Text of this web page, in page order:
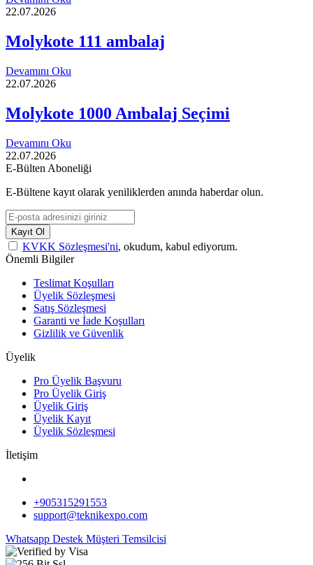
22.07.2026
Molykote 111 ambalaj
Devamını Oku
22.07.2026
Molykote 1000 Ambalaj Seçimi
Devamını Oku
22.07.2026
E-Bülten Aboneliği
E-Bültene kayıt olarak yeniliklerden anında haberdar olun.
Kayıt Ol
KVKK Sözleşmesi'ni, okudum, kabul ediyorum.
Önemli Bilgiler
Teslimat Koşulları
Üyelik Sözleşmesi
Satış Sözleşmesi
Garanti ve İade Koşulları
Gizlilik ve Güvenlik
Üyelik
Pro Üyelik Başvuru
Pro Üyelik Giriş
Üyelik Giriş
Üyelik Kayıt
Üyelik Sözleşmesi
İletişim
+905315291553
support@teknikexpo.com
Whatsapp Destek Müşteri Temsilcisi